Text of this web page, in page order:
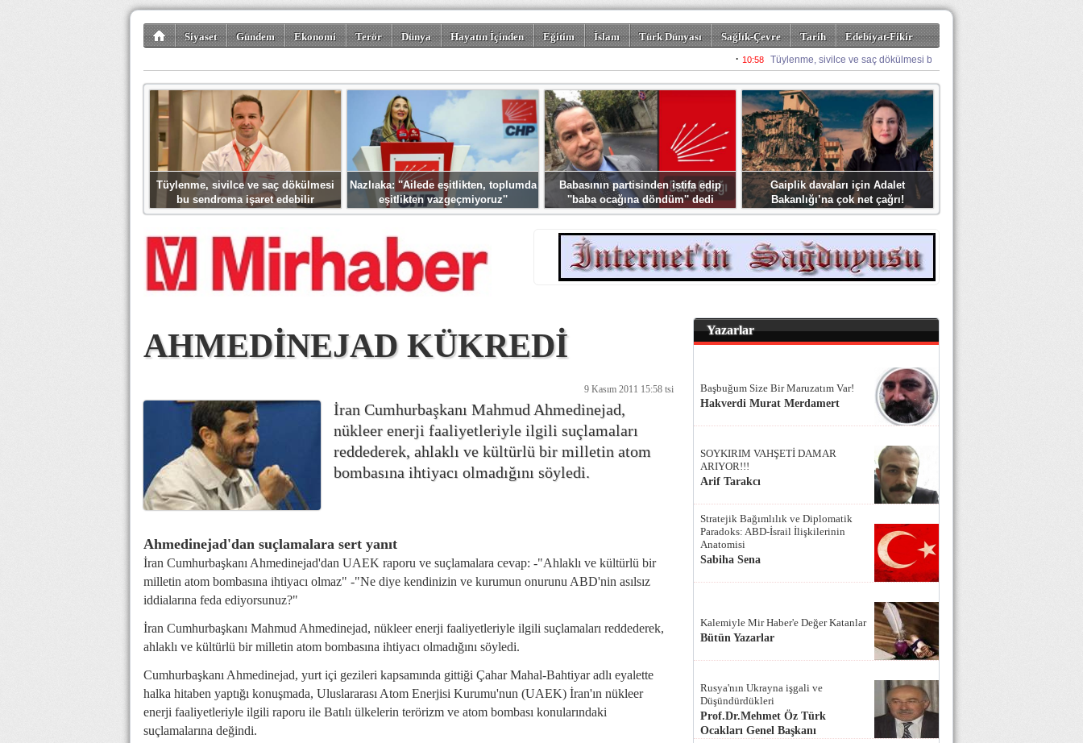
Siyaset Gündem Ekonomi Terör Dünya Hayatın İçinden Eğitim İslam Türk Dünyası Sağlık-Çevre Tarih
Edebiyat-Fikir
Tüylenme, sivilce ve saç dökülmesi
bu sendroma işaret edebilir
Nazlıaka: ''Ailede eşitlikten, toplumda
eşitlikten vazgeçmiyoruz''
Babasının partisinden istifa edip
''baba ocağına döndüm'' dedi
Gaiplik davaları için Adalet
Bakanlığı’na çok net çağrı!
AHMEDİNEJAD KÜKREDİ
9 Kasım 2011 15:58 tsi
İran Cumhurbaşkanı Mahmud Ahmedinejad,
nükleer enerji faaliyetleriyle ilgili suçlamaları
reddederek, ahlaklı ve kültürlü bir milletin atom
bombasına ihtiyacı olmadığını söyledi.
Ahmedinejad'dan suçlamalara sert yanıt
İran Cumhurbaşkanı Ahmedinejad'dan UAEK raporu ve suçlamalara cevap: -"Ahlaklı ve kültürlü bir
milletin atom bombasına ihtiyacı olmaz" -"Ne diye kendinizin ve kurumun onurunu ABD'nin asılsız
iddialarına feda ediyorsunuz?"
İran Cumhurbaşkanı Mahmud Ahmedinejad, nükleer enerji faaliyetleriyle ilgili suçlamaları reddederek,
ahlaklı ve kültürlü bir milletin atom bombasına ihtiyacı olmadığını söyledi.
Cumhurbaşkanı Ahmedinejad, yurt içi gezileri kapsamında gittiği Çahar Mahal-Bahtiyar adlı eyalette
halka hitaben yaptığı konuşmada, Uluslararası Atom Enerjisi Kurumu'nun (UAEK) İran'ın nükleer
enerji faaliyetleriyle ilgili raporu ile Batılı ülkelerin terörizm ve atom bombası konularındaki
suçlamalarına değindi.
Yazarlar
Başbuğum Size Bir Maruzatım Var!
Hakverdi Murat Merdamert
SOYKIRIM VAHŞETİ DAMAR
ARIYOR!!!
Arif Tarakcı
Stratejik Bağımlılık ve Diplomatik
Paradoks: ABD-İsrail İlişkilerinin
Anatomisi
Sabiha Sena
Kalemiyle Mir Haber'e Değer Katanlar
Bütün Yazarlar
Rusya'nın Ukrayna işgali ve
Düşündürdükleri
Prof.Dr.Mehmet Öz Türk
Ocakları Genel Başkanı